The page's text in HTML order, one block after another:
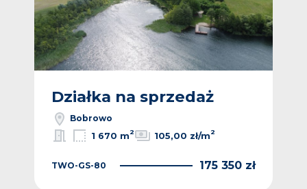
Działka na sprzedaż
Bobrowo
1 670 m2 105,00 zł/m2
TWO-GS-80 175 350 zł